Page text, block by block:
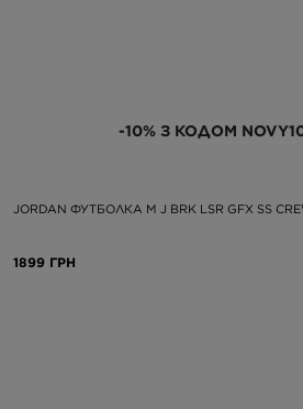
-10% З КОДОМ
JORDAN ФУТБОЛКА M J BRK LSR GFX SS
1899 ГРН